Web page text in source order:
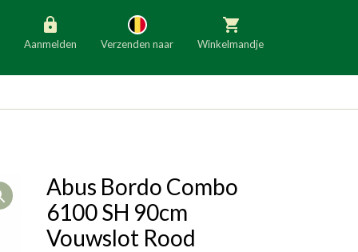
Aanmelden Verzenden naar
Slovenië Italië
Denemarken Finland
Winkelmandje
Open
Abus Bordo Combo
6100 SH 90cm
Vouwslot Rood